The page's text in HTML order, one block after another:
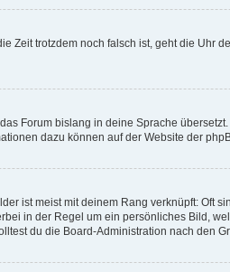
trotzdem noch falsch ist, geht die Uhr
Forum bislang in deine Sprache
dazu können auf der Website der
ist meist mit deinem Rang verknüpft: Oft
in der Regel um ein persönliches Bild,
du die Board-Administration nach den